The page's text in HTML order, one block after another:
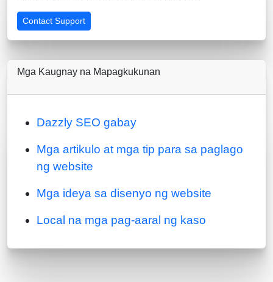
Contact Support
Mga Kaugnay na Mapagkukunan
Dazzly SEO gabay
Mga artikulo at mga tip para sa paglago
ng website
Mga ideya sa disenyo ng website
Local na mga pag-aaral ng kaso